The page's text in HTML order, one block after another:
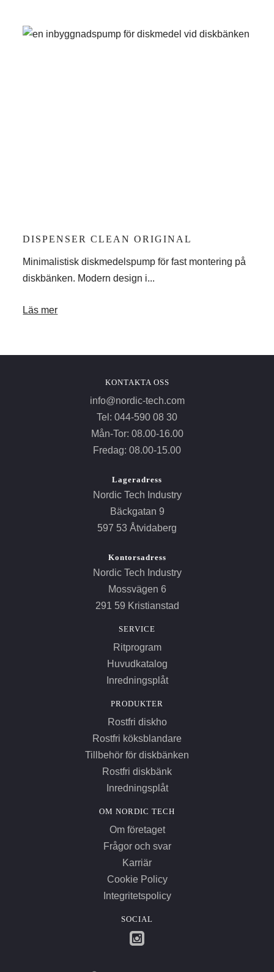
DISPENSER CLEAN ORIGINAL
Minimalistisk diskmedelspump för fast montering på
diskbänken. Modern design i...
Läs mer
KONTAKTA OSS
info@nordic-tech.com
Tel: 044-590 08 30
Mån-Tor: 08.00-16.00
Fredag: 08.00-15.00
Lageradress
Nordic Tech Industry
Bäckgatan 9
597 53 Åtvidaberg
Kontorsadress
Nordic Tech Industry
Mossvägen 6
291 59 Kristianstad
SERVICE
Ritprogram
Huvudkatalog
Inredningsplåt
PRODUKTER
Rostfri diskho
Rostfri köksblandare
Tillbehör för diskbänken
Rostfri diskbänk
Inredningsplåt
OM NORDIC TECH
Om företaget
Frågor och svar
Karriär
Cookie Policy
Integritetspolicy
SOCIAL